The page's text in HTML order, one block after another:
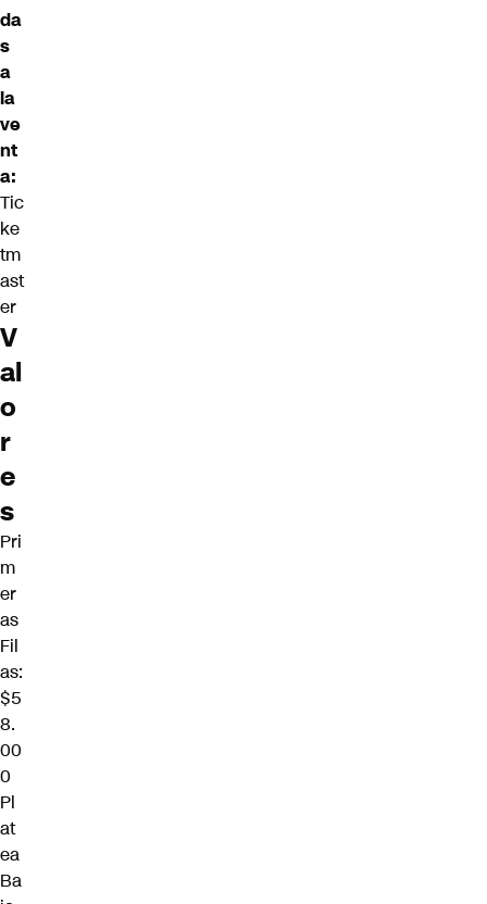
da
s
a
la
ve
nt
a:
Tic
ke
tm
ast
er
V
al
o
r
e
s
Pri
m
er
as
Fil
as:
$5
8.
00
0
Pl
at
ea
Ba